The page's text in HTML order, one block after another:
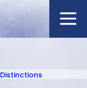
Distinctions